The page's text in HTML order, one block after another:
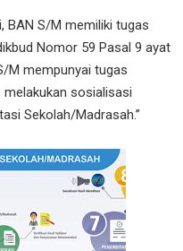
BAN S/M memiliki tugas
Nomor 59 Pasal 9 ayat
M mempunyai tugas
sosialisasi
Sekolah/Madrasah.”